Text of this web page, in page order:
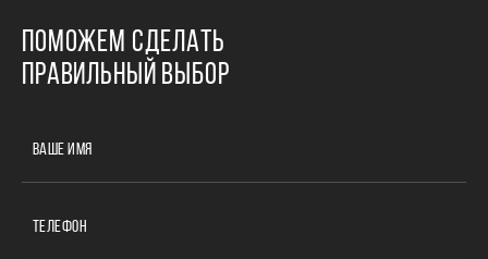
ПОМОЖЕМ СДЕЛАТЬ
ПРАВИЛЬНЫЙ ВЫБОР
ВАШЕ ИМЯ
ТЕЛЕФОН